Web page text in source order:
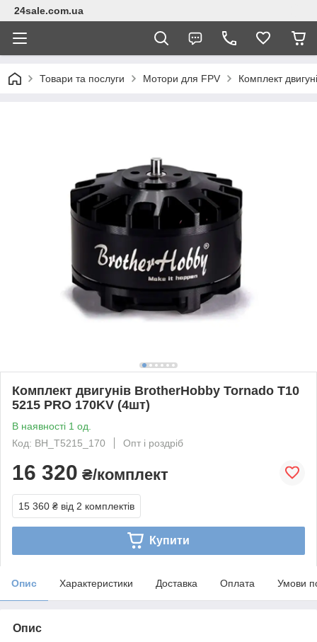
24sale.com.ua
Товари та послуги Мотори для FPV Комплект
Комплект двигунів BrotherHobby Tornado T10
5215 PRO 170KV (4шт)
В наявності 1 од.
Код: BH_T5215_170
Опт і роздріб
16 320 ₴/комплект
15 360 ₴ від 2 комплектів
Купити
Опис Характеристики Доставка Оплата Умови
Опис